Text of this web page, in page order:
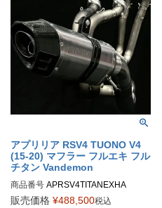
アプリリア RSV4 TUONO V4
(15-20) マフラー フルエキ フル
チタン Vandemon
商品番号 APRSV4TITANEXHA
販売価格 ¥488,500税込